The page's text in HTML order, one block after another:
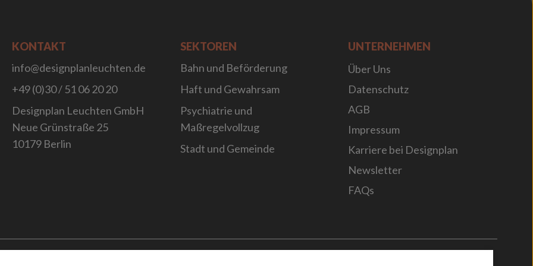
KONTAKT
info@designplanleuchten.de
+49 (0)30 / 51 06 20 20
Designplan Leuchten GmbH
Neue Grünstraße 25
10179 Berlin
SEKTOREN
Bahn und Beförderung
Haft und Gewahrsam
Psychiatrie und
Maßregelvollzug
Stadt und Gemeinde
UNTERNEHMEN
Über Uns
Datenschutz
AGB
Impressum
Karriere bei Designplan
Newsletter
FAQs